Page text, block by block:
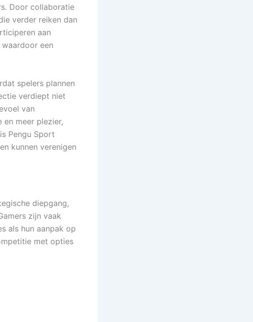
Door collaboratie
verder reiken dan
aan
een
spelers plannen
verdiept niet
van
en meer plezier,
Pengu Sport
kunnen verenigen
diepgang,
zijn vaak
als hun aanpak op
met opties